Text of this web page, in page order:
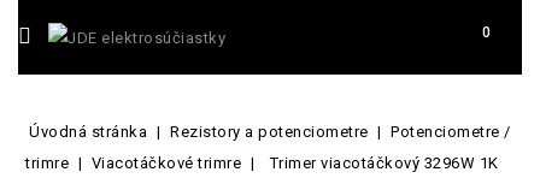
0
Úvodná stránka Rezistory a potenciometre
Potenciometre /
trimre
Viacotáčkové trimre Trimer viacotáčkový 3296W 1K